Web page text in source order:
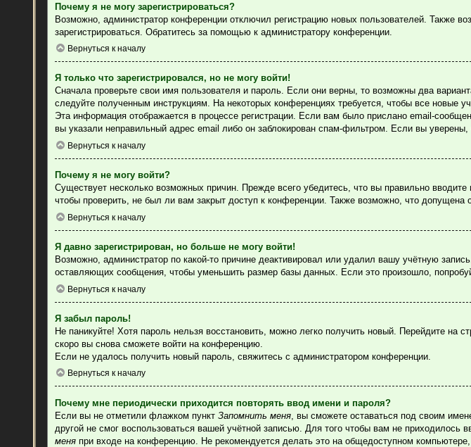
Почему я не могу зарегистрироваться?
Возможно, администратор конференции отключил регистрацию новых пользователей. Также
зарегистрироваться. Обратитесь за помощью к администратору конференции.
Вернуться к началу
Я только что зарегистрировался, но не могу войти!
Сначала проверьте свои имя пользователя и пароль. Если они верны, то возможны два
следуйте полученным инструкциям. На некоторых конференциях требуется, чтобы все новые
Эта информация отображается в процессе регистрации. Если вам было прислано email-
вы указали неправильный адрес email либо он заблокирован спам-фильтром. Если вы
Вернуться к началу
Почему я не могу войти?
Существует несколько возможных причин. Прежде всего убедитесь, что вы правильно
чтобы проверить, не был ли вам закрыт доступ к конференции. Также возможно, что
Вернуться к началу
Я давно зарегистрирован, но больше не могу войти!
Возможно, администратор по какой-то причине деактивировал или удалил вашу учётную
оставляющих сообщения, чтобы уменьшить размер базы данных. Если это произошло,
Вернуться к началу
Я забыл пароль!
Не паникуйте! Хотя пароль нельзя восстановить, можно легко получить новый. Перейдите на
скоро вы снова сможете войти на конференцию.
Если не удалось получить новый пароль, свяжитесь с администратором конференции.
Вернуться к началу
Почему мне периодически приходится повторять ввод имени и пароля?
Если вы не отметили флажком пунктЗапомнить меня , вы сможете оставаться под своим
другой не смог воспользоваться вашей учётной записью. Для того чтобы вам не
меня при входе на конференцию. Не рекомендуется делать это на общедоступном